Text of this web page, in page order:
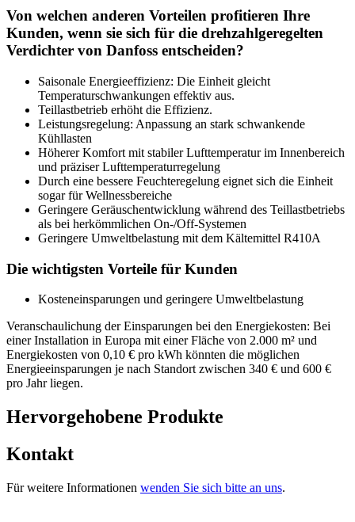
Von welchen anderen Vorteilen profitieren Ihre
Kunden, wenn sie sich für die drehzahlgeregelten
Verdichter von Danfoss entscheiden?
Saisonale Energieeffizienz: Die Einheit gleicht
Temperaturschwankungen effektiv aus.
Teillastbetrieb erhöht die Effizienz.
Leistungsregelung: Anpassung an stark schwankende
Kühllasten
Höherer Komfort mit stabiler Lufttemperatur im Innenbereich
und präziser Lufttemperaturregelung
Durch eine bessere Feuchteregelung eignet sich die Einheit
sogar für Wellnessbereiche
Geringere Geräuschentwicklung während des Teillastbetriebs
als bei herkömmlichen On-/Off-Systemen
Geringere Umweltbelastung mit dem Kältemittel R410A
Die wichtigsten Vorteile für Kunden
Kosteneinsparungen und geringere Umweltbelastung
Veranschaulichung der Einsparungen bei den Energiekosten: Bei
einer Installation in Europa mit einer Fläche von 2.000 m² und
Energiekosten von 0,10 € pro kWh könnten die möglichen
Energieeinsparungen je nach Standort zwischen 340 € und 600 €
pro Jahr liegen.
Hervorgehobene Produkte
Kontakt
Für weitere Informationen wenden Sie sich bitte an uns.